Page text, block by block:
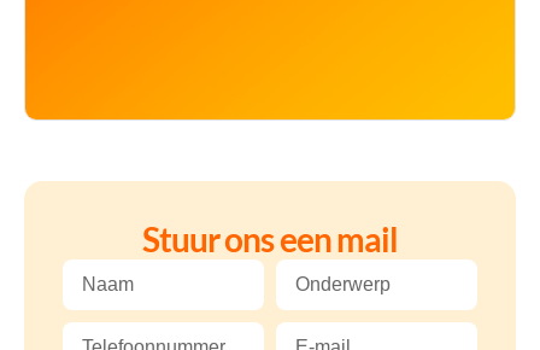
Stuur ons een mail